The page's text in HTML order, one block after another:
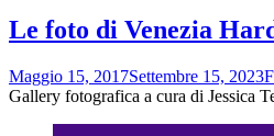
Le foto di Venezia
Maggio 15, 2017Settembre 15, 2023
Gallery fotografica a cura di Jessica